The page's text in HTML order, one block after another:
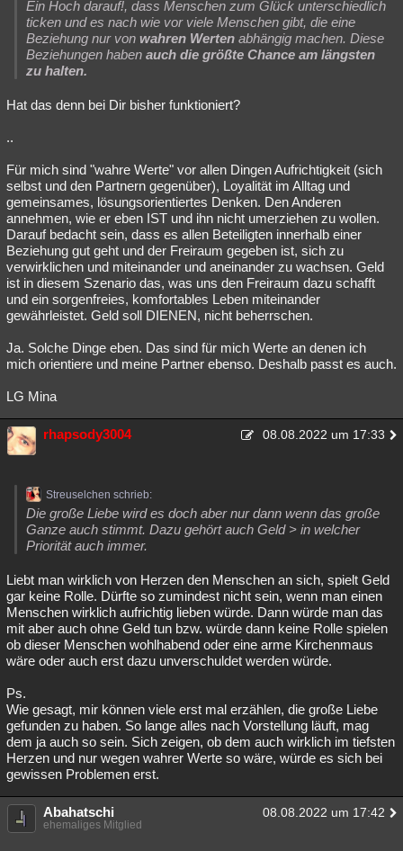
Ein Hoch darauf!, dass Menschen zum Glück unterschiedlich
ticken und es nach wie vor viele Menschen gibt, die eine
Beziehung nur von wahren Werten abhängig machen. Diese
Beziehungen haben auch die größte Chance am längsten
zu halten.
Hat das denn bei Dir bisher funktioniert?
..
Für mich sind "wahre Werte" vor allen Dingen Aufrichtigkeit (sich
selbst und den Partnern gegenüber), Loyalität im Alltag und
gemeinsames, lösungsorientiertes Denken. Den Anderen
annehmen, wie er eben IST und ihn nicht umerziehen zu wollen.
Darauf bedacht sein, dass es allen Beteiligten innerhalb einer
Beziehung gut geht und der Freiraum gegeben ist, sich zu
verwirklichen und miteinander und aneinander zu wachsen. Geld
ist in diesem Szenario das, was uns den Freiraum dazu schafft
und ein sorgenfreies, komfortables Leben miteinander
gewährleistet. Geld soll DIENEN, nicht beherrschen.
Ja. Solche Dinge eben. Das sind für mich Werte an denen ich
mich orientiere und meine Partner ebenso. Deshalb passt es auch.
LG Mina
rhapsody3004 08.08.2022 um 17:33
Streuselchen schrieb:
Die große Liebe wird es doch aber nur dann wenn das große
Ganze auch stimmt. Dazu gehört auch Geld > in welcher
Priorität auch immer.
Liebt man wirklich von Herzen den Menschen an sich, spielt Geld
gar keine Rolle. Dürfte so zumindest nicht sein, wenn man einen
Menschen wirklich aufrichtig lieben würde. Dann würde man das
mit aber auch ohne Geld tun bzw. würde dann keine Rolle spielen
ob dieser Menschen wohlhabend oder eine arme Kirchenmaus
wäre oder auch erst dazu unverschuldet werden würde.
Ps.
Wie gesagt, mir können viele erst mal erzählen, die große Liebe
gefunden zu haben. So lange alles nach Vorstellung läuft, mag
dem ja auch so sein. Sich zeigen, ob dem auch wirklich im tiefsten
Herzen und nur wegen wahrer Werte so wäre, würde es sich bei
gewissen Problemen erst.
Abahatschi 08.08.2022 um 17:42
ehemaliges Mitglied